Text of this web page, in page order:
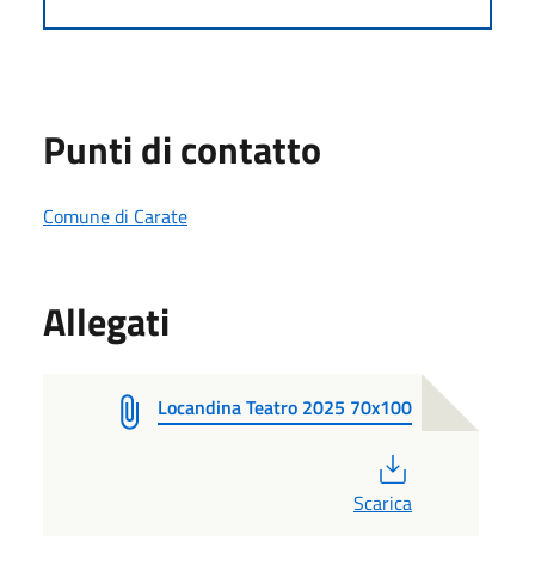
Punti di contatto
Comune di Carate
Allegati
Locandina Teatro 2025 70x100
Scarica